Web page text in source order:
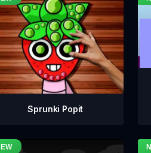
Sprunki Popit